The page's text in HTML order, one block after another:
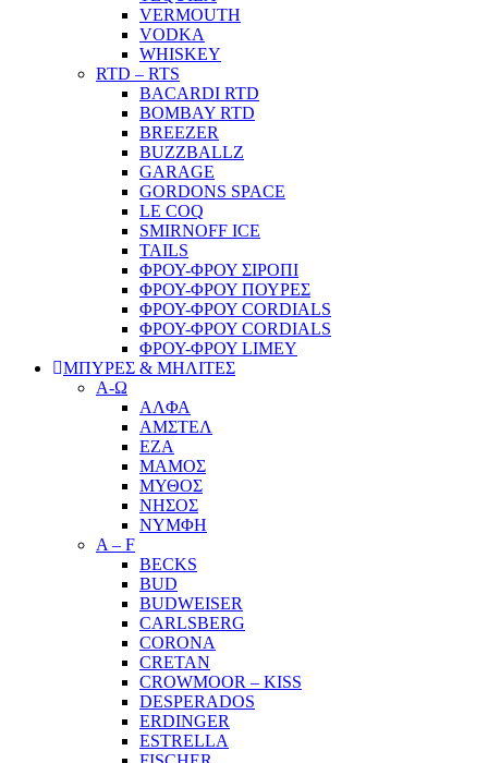
VERMOUTH
VODKA
WHISKEY
RTD – RTS
BACARDI RTD
BOMBAY RTD
BREEZER
BUZZBALLZ
GARAGE
GORDONS SPACE
LE COQ
SMIRNOFF ICE
TAILS
ΦΡΟΥ-ΦΡΟΥ ΣΙΡΟΠΙ
ΦΡΟΥ-ΦΡΟΥ ΠΟΥΡΕΣ
ΦΡΟΥ-ΦΡΟΥ CORDIALS
ΦΡΟΥ-ΦΡΟΥ CORDIALS
ΦΡΟΥ-ΦΡΟΥ LIMEY
ΜΠΥΡΕΣ & ΜΗΛΙΤΕΣ
Α-Ω
ΑΛΦΑ
ΑΜΣΤΕΛ
ΕΖΑ
ΜΑΜΟΣ
ΜΥΘΟΣ
ΝΗΣΟΣ
ΝΥΜΦΗ
A – F
BECKS
BUD
BUDWEISER
CARLSBERG
CORONA
CRETAN
CROWMOOR – KISS
DESPERADOS
ERDINGER
ESTRELLA